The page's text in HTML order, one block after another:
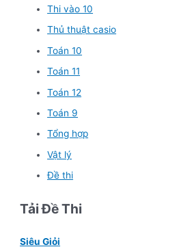
Thi vào 10
Thủ thuật casio
Toán 10
Toán 11
Toán 12
Toán 9
Tổng hợp
Vật lý
Đề thi
Tải Đề Thi
Siêu Giỏi